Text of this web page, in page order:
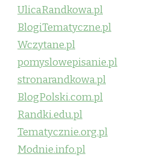
UlicaRandkowa.pl
BlogiTematyczne.pl
Wczytane.pl
pomyslowepisanie.pl
stronarandkowa.pl
BlogPolski.com.pl
Randki.edu.pl
Tematycznie.org.pl
Modnie.info.pl